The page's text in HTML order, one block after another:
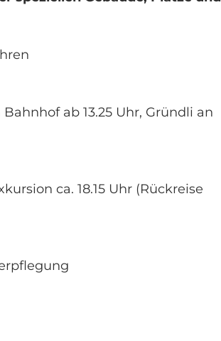
ab 13.25 Uhr, Gründli an
ca. 18.15 Uhr (Rückreise